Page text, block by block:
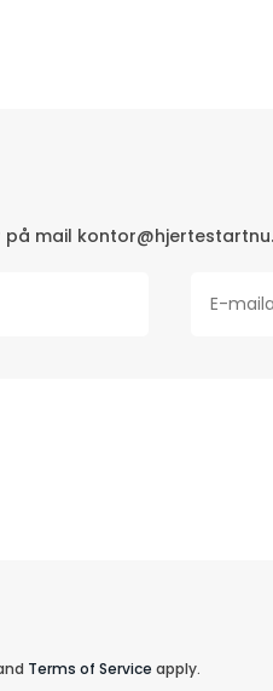
mail
Terms of Service apply.